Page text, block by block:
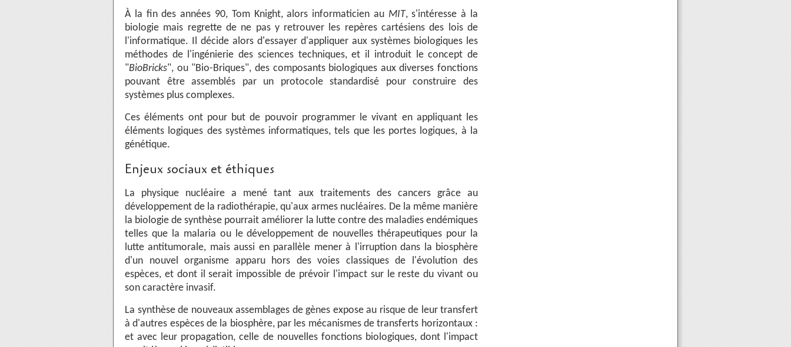
À la fin des années 90, Tom Knight, alors informaticien au MIT, s'intéresse à la
biologie mais regrette de ne pas y retrouver les repères cartésiens des lois de
l'informatique. Il décide alors d'essayer d'appliquer aux systèmes biologiques les
méthodes de l'ingénierie des sciences techniques, et il introduit le concept de
"BioBricks", ou "Bio-Briques", des composants biologiques aux diverses fonctions
pouvant être assemblés par un protocole standardisé pour construire des
systèmes plus complexes.
Ces éléments ont pour but de pouvoir programmer le vivant en appliquant les
éléments logiques des systèmes informatiques, tels que les portes logiques, à la
génétique.
Enjeux sociaux et éthiques
La physique nucléaire a mené tant aux traitements des cancers grâce au
développement de la radiothérapie, qu'aux armes nucléaires. De la même manière
la biologie de synthèse pourrait améliorer la lutte contre des maladies endémiques
telles que la malaria ou le développement de nouvelles thérapeutiques pour la
lutte antitumorale, mais aussi en parallèle mener à l'irruption dans la biosphère
d'un nouvel organisme apparu hors des voies classiques de l'évolution des
espèces, et dont il serait impossible de prévoir l'impact sur le reste du vivant ou
son caractère invasif.
La synthèse de nouveaux assemblages de gènes expose au risque de leur transfert
à d'autres espèces de la biosphère, par les mécanismes de transferts horizontaux :
et avec leur propagation, celle de nouvelles fonctions biologiques, dont l'impact